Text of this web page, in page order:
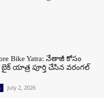
Bike Yatra: నేతాజీ కోసం
బైక్ యాత్ర పూర్తి చేసిన వరంగల్
July 2, 2026